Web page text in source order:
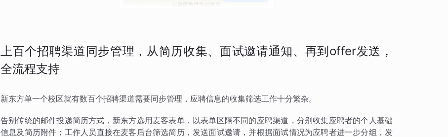
上百个招聘渠道同步管理，从简历收集、面试邀请通知、再到offer发送，
全流程支持
新东方单一个校区就有数百个招聘渠道需要同步管理，应聘信息的收集筛选工作十分繁杂。
告别传统的邮件投递简历方式，新东方选用麦客表单，以表单区隔不同的应聘渠道，分别收集应聘者的个人基础
信息及简历附件；工作人员直接在麦客后台筛选简历，发送面试邀请，并根据面试情况为应聘者进一步分组，发